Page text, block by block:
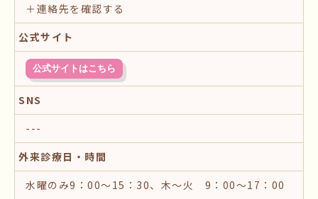
＋連絡先を確認する
公式サイト
公式サイトはこちら
SNS
---
外来診療日・時間
水曜のみ9：00～15：30、木〜火 9：00～17：00